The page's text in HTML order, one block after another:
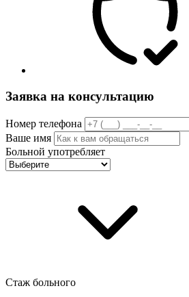
Заявка на консультацию
Номер телефона
Ваше имя
Больной употребляет
Стаж больного